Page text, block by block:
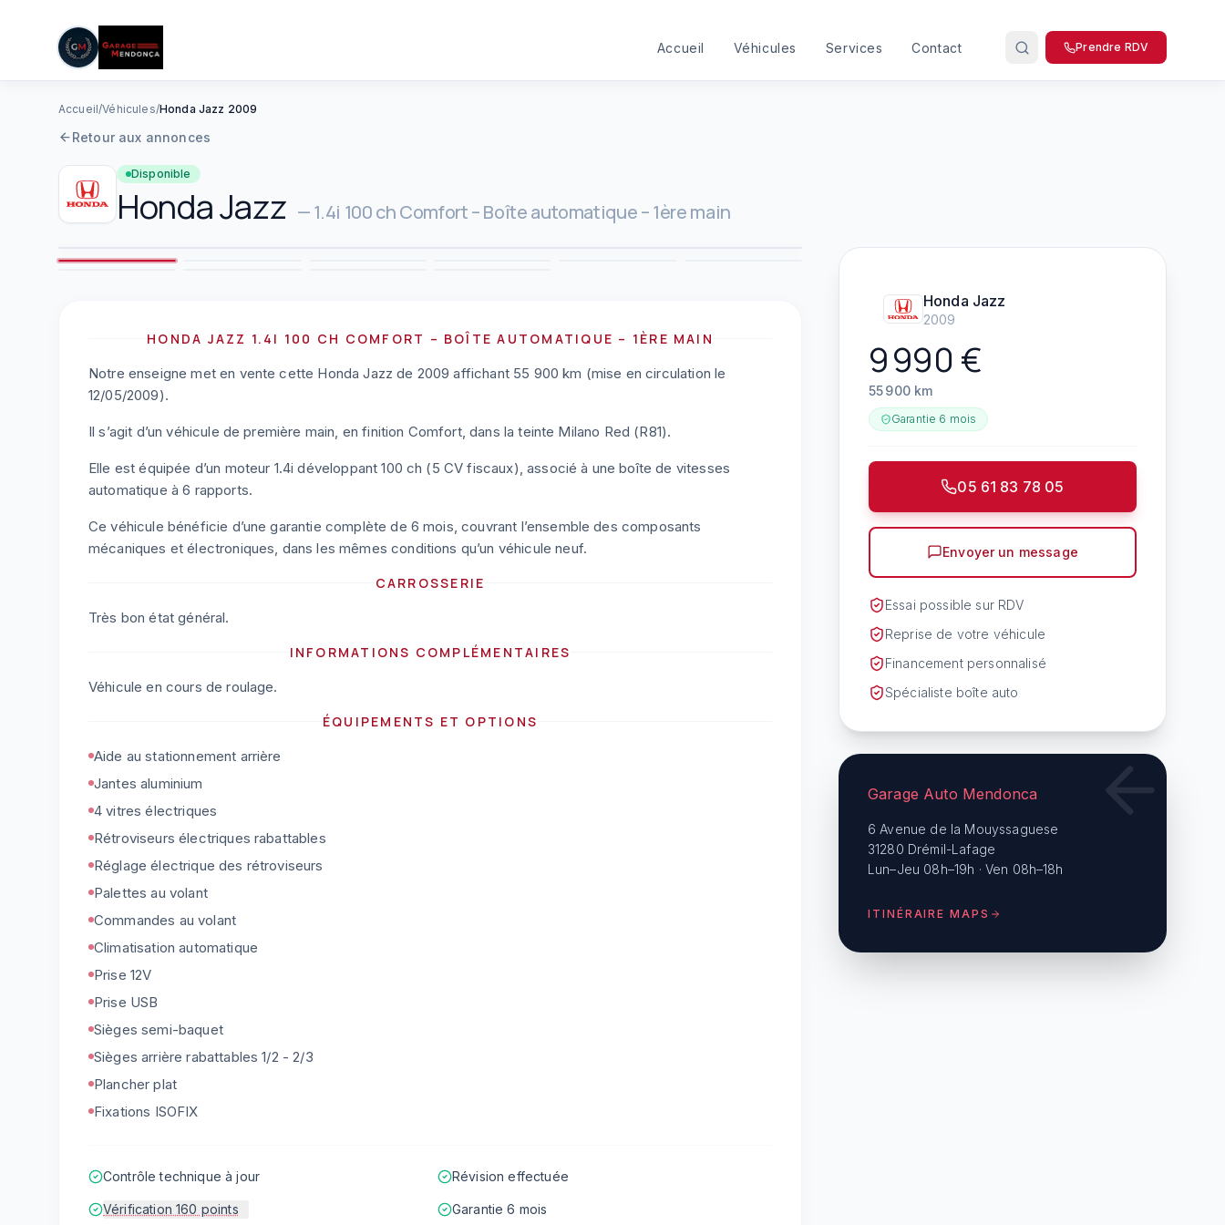
Aller au contenu principal
Accueil Véhicules Services Contact Prendre RDV
Accueil/Véhicules/Honda Jazz 2009
Retour aux annonces
Disponible
HondaJazz —1.4i 100 ch Comfort – Boîte automatique – 1ère main
7
HONDA JAZZ 1.4I 100 CH COMFORT – BOÎTE AUTOMATIQUE – 1ÈRE MAIN
Notre enseigne met en vente cette Honda Jazz de 2009 affichant 55 900 km (mise en circulation le
12/05/2009).
Il s’agit d’un véhicule de première main, en finition Comfort, dans la teinte Milano Red (R81).
Elle est équipée d’un moteur 1.4i développant 100 ch (5 CV fiscaux), associé à une boîte de vitesses
automatique à 6 rapports.
Ce véhicule bénéficie d’une garantie complète de 6 mois, couvrant l’ensemble des composants
mécaniques et électroniques, dans les mêmes conditions qu’un véhicule neuf.
CARROSSERIE
Très bon état général.
INFORMATIONS COMPLÉMENTAIRES
Véhicule en cours de roulage.
ÉQUIPEMENTS ET OPTIONS
Aide au stationnement arrière
Jantes aluminium
4 vitres électriques
Rétroviseurs électriques rabattables
Réglage électrique des rétroviseurs
Palettes au volant
Commandes au volant
Climatisation automatique
Prise 12V
Prise USB
Sièges semi-baquet
Sièges arrière rabattables 1/2 - 2/3
Plancher plat
Fixations ISOFIX
Contrôle technique à jour Révision effectuée
Vérification 160 points Garantie 6 mois
Honda Jazz
2009
9 990 €
55 900km
Garantie 6 mois
05 61 83 78 05
Envoyer un message
Essai possible sur RDV
Reprise de votre véhicule
Financement personnalisé
Spécialiste boîte auto
Garage Auto Mendonca
6 Avenue de la Mouyssaguese
31280 Drémil-Lafage
Lun–Jeu 08h–19h · Ven 08h–18h
ITINÉRAIRE MAPS